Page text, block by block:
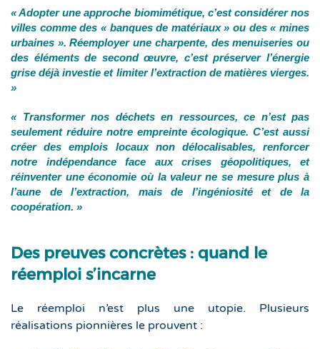
« Adopter une approche biomimétique, c’est considérer nos
villes comme des « banques de matériaux » ou des « mines
urbaines ». Réemployer une charpente, des menuiseries ou
des éléments de second œuvre, c’est préserver l’énergie
grise déjà investie et limiter l’extraction de matières vierges.
»
« Transformer nos déchets en ressources, ce n’est pas
seulement réduire notre empreinte écologique. C’est aussi
créer des emplois locaux non délocalisables, renforcer
notre indépendance face aux crises géopolitiques, et
réinventer une économie où la valeur ne se mesure plus à
l’aune de l’extraction, mais de l’ingéniosité et de la
coopération. »
Des preuves concrètes : quand le
réemploi s’incarne
Le réemploi n’est plus une utopie. Plusieurs
réalisations pionnières le prouvent :